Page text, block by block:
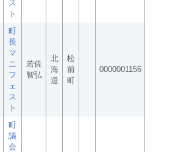
ス
ト
町
長
マ
ニ
フ
ェ
ス
ト
若佐
智弘
北
海
道
松
前
町
0000001156
町
議
会